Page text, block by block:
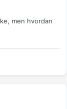
men hvordan